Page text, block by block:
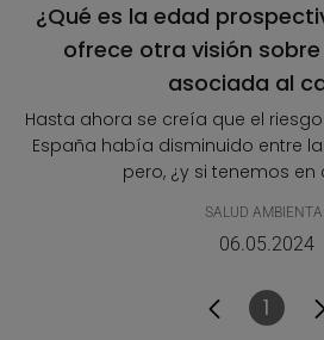
¿Qué es la edad
ofrece otra visión
asociada al
Hasta ahora se creía que el
España había disminuido entre
pero, ¿y si tenemos en
SALUD
06.05.2024
1